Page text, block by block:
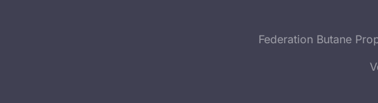
Federation Butane